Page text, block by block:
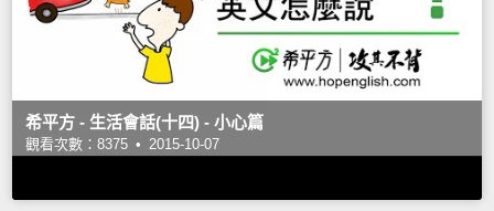
希平方 - 生活會話(十四) - 小心篇
觀看次數：8375 • 2015-10-07